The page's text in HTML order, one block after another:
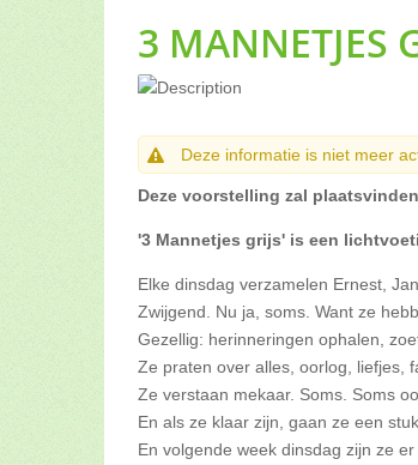
3 MANNETJES
Deze informatie is niet meer
Deze voorstelling zal
'3 Mannetjes grijs' is een
Elke dinsdag verzamelen Ernest,
Zwijgend. Nu ja, soms. Want ze
Gezellig: herinneringen ophalen,
Ze praten over alles, oorlog, liefjes,
Ze verstaan mekaar. Soms. Soms
En als ze klaar zijn, gaan ze een
En volgende week dinsdag zijn ze